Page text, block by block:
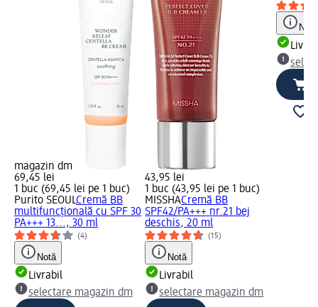
magazin dm
69,45 lei
1 buc (69,45 lei pe 1 buc)
Purito SEOULCremă BB
multifuncțională cu SPF 30
PA+++ 13..., 30 ml
(4)
Notă
Livrabil
selectare magazin dm
43,95 lei
1 buc (43,95 lei pe 1 buc)
MISSHACremă BB
SPF42/PA+++ nr.21 bej
deschis, 20 ml
(15)
Notă
Livrabil
selectare magazin dm
Notă